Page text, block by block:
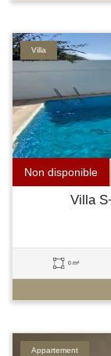
Non disponible
Villa
Villa
0 m²
Appartement